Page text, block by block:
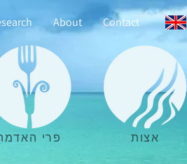
About Contact
פרי אצות